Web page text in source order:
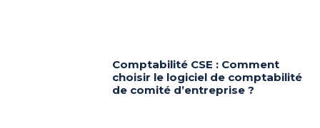
Comptabilité CSE : Comment
choisir le logiciel de comptabilité
de comité d’entreprise ?